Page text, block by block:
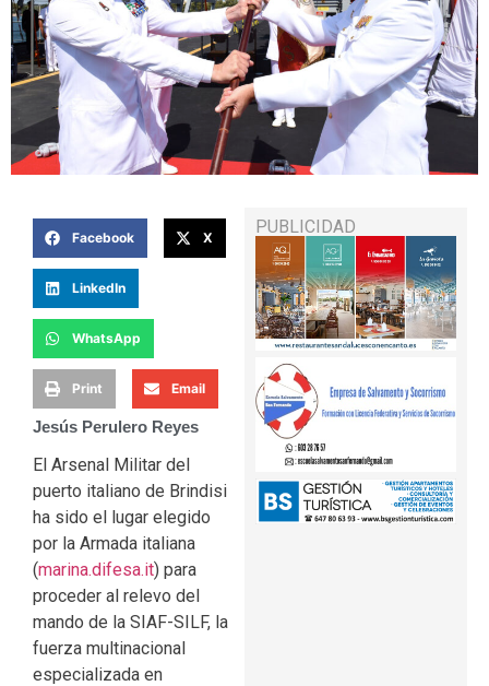
Facebook X
LinkedIn
WhatsApp
Print Email
Jesús Perulero Reyes
El Arsenal Militar del
puerto italiano de Brindisi
ha sido el lugar elegido
por la Armada italiana
(marina.difesa.it) para
proceder al relevo del
mando de la SIAF-SILF, la
fuerza multinacional
especializada en
PUBLICIDAD